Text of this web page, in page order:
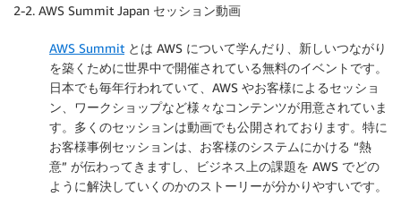
2-2. AWS Summit Japan セッション動画
AWS Summit とは AWS について学んだり、新しいつながり
を築くために世界中で開催されている無料のイベントです。
日本でも毎年行われていて、AWS やお客様によるセッショ
ン、ワークショップなど様々なコンテンツが用意されていま
す。多くのセッションは動画でも公開されております。特に
お客様事例セッションは、お客様のシステムにかける “熱
意” が伝わってきますし、ビジネス上の課題を AWS でどの
ように解決していくのかのストーリーが分かりやすいです。